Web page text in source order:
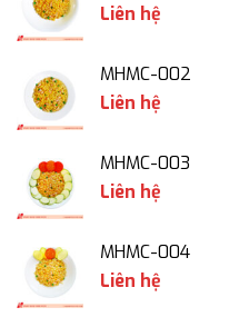
Liên hệ
MHMC-002
Liên hệ
MHMC-003
Liên hệ
MHMC-004
Liên hệ